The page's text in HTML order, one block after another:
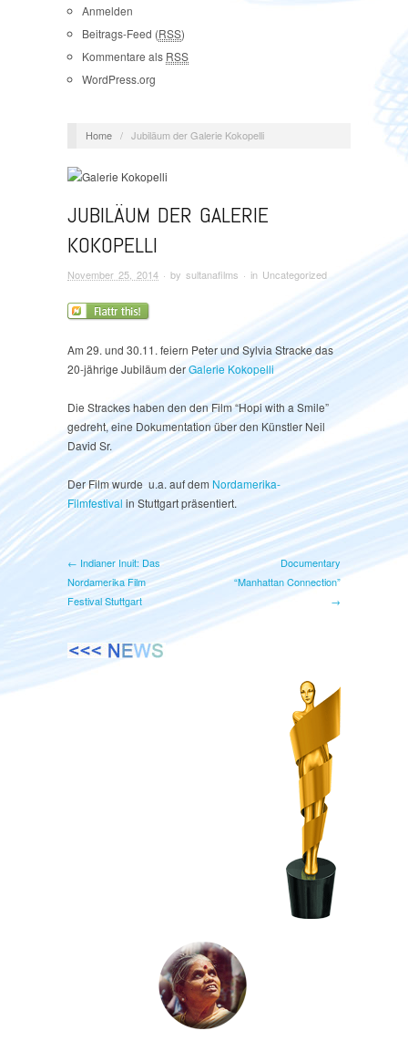
Anmelden
Beitrags-Feed (RSS)
Kommentare als RSS
WordPress.org
Home / Jubiläum der Galerie Kokopelli
JUBILÄUM DER GALERIE
KOKOPELLI
November 25, 2014 · by sultanafilms · in Uncategorized
Am 29. und 30.11. feiern Peter und Sylvia Stracke das
20-jährige Jubiläum derGalerie Kokopelli
Die Strackes haben den den Film “Hopi with a Smile”
gedreht, eine Dokumentation über den Künstler Neil
David Sr.
Der Film wurde u.a. auf dem Nordamerika-
Filmfestival in Stuttgart präsentiert.
← Indianer Inuit: Das
Nordamerika Film
Festival Stuttgart
Documentary
“Manhattan Connection”
→